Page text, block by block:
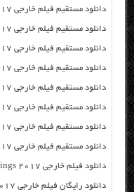
دانلود مستقیم فیلم خارجی John Wick: Chapter 2 2017 از سرور سایت
دانلود مستقیم فیلم خارجی Cross Wars 2017 از سرور سایت
دانلود مستقیم فیلم خارجی Fifty Shades Darker 2017 از سرور سایت
دانلود مستقیم فیلم خارجی From Straight As 2017 از سرور سایت
دانلود مستقیم فیلم خارجی Zeroville 2017 از سرور سایت
دانلود مستقیم فیلم خارجی The Mummy 2017 از سرور سایت
دانلود مستقیم فیلم خارجی The Fate of the Furious 2017 از سرور سایت
دانلود مستقیم فیلم خارجی Running Wild 2017 از سرور سایت
دانلود فیلم خارجی Rings 2017 از سرور سایت
دانلود رایگان فیلم خارجی Dunkirk 2017 با لینک مستقیم